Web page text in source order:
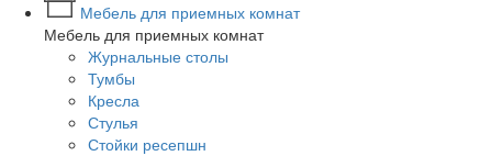
Мебель для приемных комнат
Мебель для приемных комнат
Журнальные столы
Тумбы
Кресла
Стулья
Стойки ресепшн